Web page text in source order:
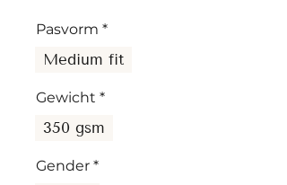
Pasvorm *
Medium fit
Gewicht *
350 gsm
Gender *